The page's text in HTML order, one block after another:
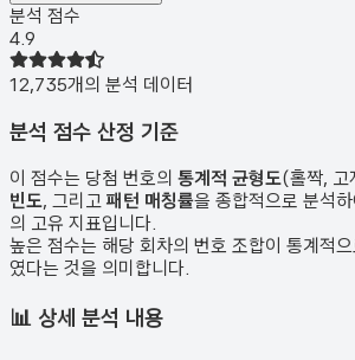
분석 점수
4.9
12,735개의 분석 데이터
분석 점수 산정 기준
이 점수는 당첨 번호의 통계적 균형도(홀짝, 고
빈도, 그리고 패턴 매칭률을 종합적으로 분석
의 고유 지표입니다.
높은 점수는 해당 회차의 번호 조합이 통계적
였다는 것을 의미합니다.
📊 상세 분석 내용